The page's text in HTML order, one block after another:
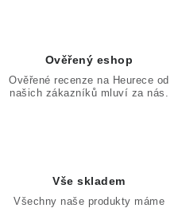
Ověřený eshop
Ověřené recenze na Heurece od
našich zákazníků mluví za nás.
Vše skladem
Všechny naše produkty máme